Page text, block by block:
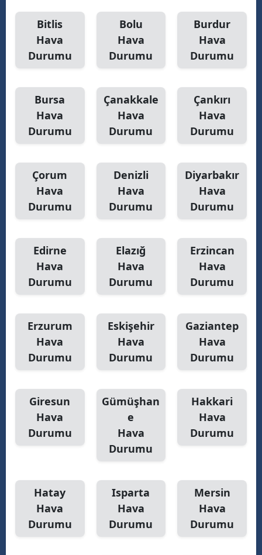
Yozgat
Aksaray
Kırıkkale
Batman
Şırnak
Bartın
Ardahan
Iğdır
Yalova
Karabük
Kilis
Osmaniye
Bitlis
Hava
Durumu
Bolu
Hava
Durumu
Burdur
Hava
Durumu
Bursa
Hava
Durumu
Çanakkale
Hava
Durumu
Çankırı
Hava
Durumu
Çorum
Hava
Durumu
Denizli
Hava
Durumu
Diyarbakır
Hava
Durumu
Edirne
Hava
Durumu
Elazığ
Hava
Durumu
Erzincan
Hava
Durumu
Erzurum
Hava
Durumu
Eskişehir
Hava
Durumu
Gaziantep
Hava
Durumu
Giresun
Hava
Durumu
Gümüşhan
e
Hava
Durumu
Hakkari
Hava
Durumu
Hatay
Hava
Durumu
Isparta
Hava
Durumu
Mersin
Hava
Durumu